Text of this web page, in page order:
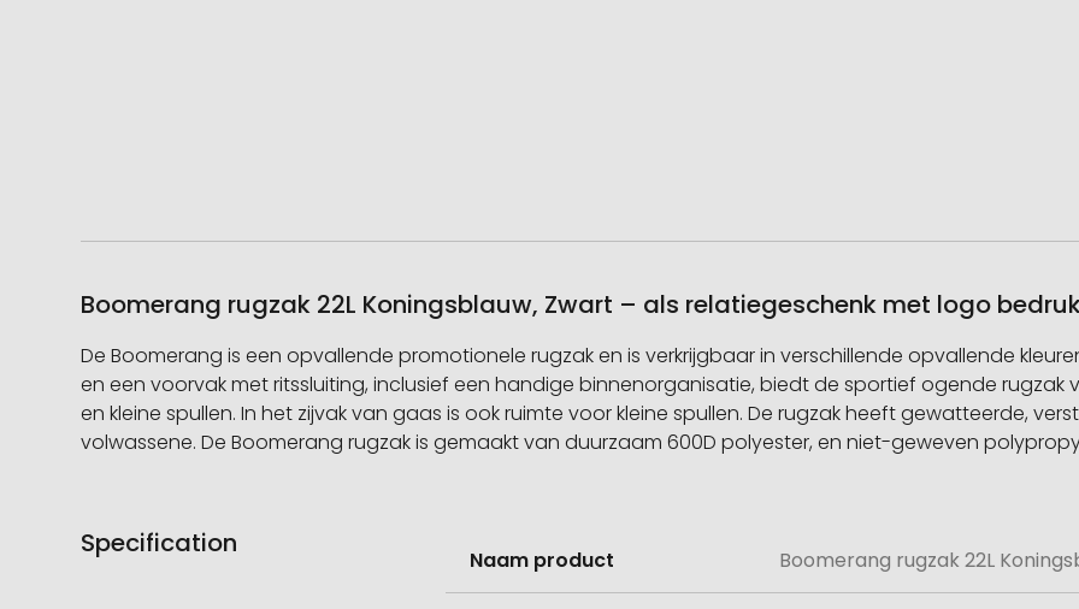
Boomerang rugzak 22L Koningsblauw, Zwart – als relatiegeschenk met logo
De Boomerang is een opvallende promotionele rugzak en is verkrijgbaar in verschillende opvallende
en een voorvak met ritssluiting, inclusief een handige binnenorganisatie, biedt de sportief ogende
en kleine spullen. In het zijvak van gaas is ook ruimte voor kleine spullen. De rugzak heeft gewatteerde,
volwassene. De Boomerang rugzak is gemaakt van duurzaam 600D polyester, en niet-geweven
Specification
informatie
Naam product Boomerang rugzak 22L